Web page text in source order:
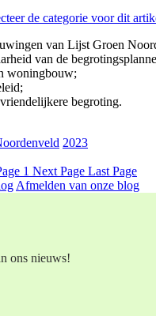
de categorie voor dit
van Lijst Groen
van de
woningbouw;
begroting.
2023
1 Next Page Last Page
Afmelden van onze blog
ons nieuws!